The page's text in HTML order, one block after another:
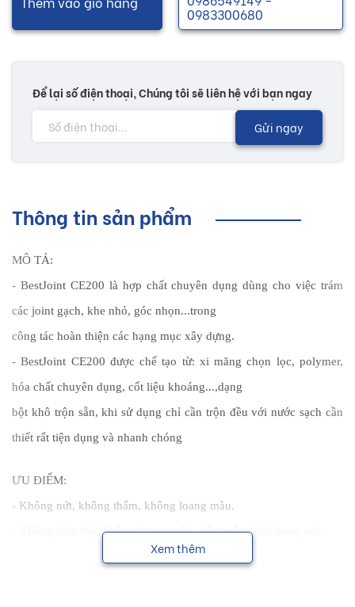
0983300680
Để lại số điện thoại, Chúng tôi sẽ liên hệ với bạn ngay
Gửi ngay
Thông tin sản phẩm
MÔ TẢ:
- BestJoint CE200 là hợp chất chuyên dụng dùng cho việc trám
các joint gạch, khe nhỏ, góc nhọn...trong
công tác hoàn thiện các hạng mục xây dựng.
- BestJoint CE200 được chế tạo từ: xi măng chọn lọc, polymer,
hóa chất chuyên dụng, cốt liệu khoáng...,dạng
bột khô trộn sẵn, khi sử dụng chỉ cần trộn đều với nước sạch cần
thiết rất tiện dụng và nhanh chóng
ƯU ĐIỂM:
- Không nứt, không thấm, không loang màu.
- Không bám bụi, không bị rong rêu, nấm mốc hoặc bong tróc.
- Độ dẻo cao, bám dính tốt, bóng láng tuyệt vời.
Xem thêm